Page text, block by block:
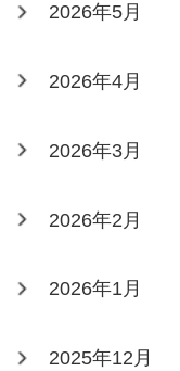
2026年5月
2026年4月
2026年3月
2026年2月
2026年1月
2025年12月